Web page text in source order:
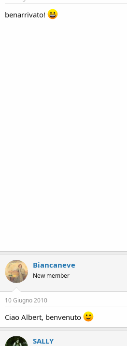
benarrivato!
Biancaneve
New member
10 Giugno 2010
Ciao Albert, benvenuto
SALLY